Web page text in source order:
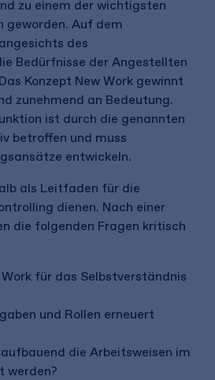
zu einem der wichtigsten
geworden. Auf dem
des
Bedürfnisse der Angestellten
Konzept New Work gewinnt
zunehmend an Bedeutung.
ist durch die genannten
betroffen und muss
entwickeln.
als Leitfaden für die
dienen. Nach einer
die folgenden Fragen kritisch
für das Selbstverständnis
und Rollen erneuert
die Arbeitsweisen im
werden?